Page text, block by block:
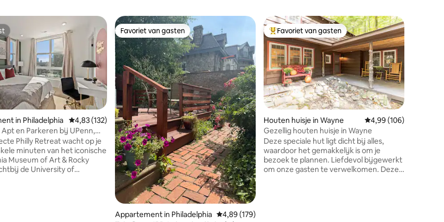
van 5 op 5, 114 recensies
in Philadelphia Gemiddelde beoordeling van 4,83 op 5, 132 recensies
4,83 (132)
Apt en Parkeren bij UPenn,
Dierentuin
Philly Retreat wacht op je
Museum of Art & Rocky
de University of
Favoriet van gasten
Favoriet van gasten
Appartement in Philadelphia Gemiddelde beoordeling van 4,89 op 5, 179 recensies
4,89 (179)
Topfavoriet van gasten
Favoriet van gasten
Houten huisje in Wayne Gemiddelde
4,99 (106)
Gezellig houten huisje in Wayne
Deze speciale hut ligt dicht bij alles,
waardoor het gemakkelijk is om je
bezoek te plannen. Liefdevol bijgewerkt
om onze gasten te verwelkomen. Deze